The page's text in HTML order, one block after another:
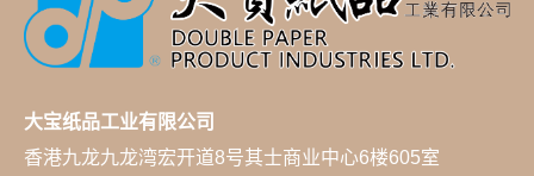
大宝纸品工业有限公司
香港九龙九龙湾宏开道8号其士商业中心6楼605室